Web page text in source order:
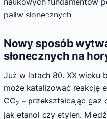
paliw słonecznych.
Nowy sposób
słonecznych na
Już w latach 80. XX wieku
może katalizować reakcję
CO2 – przekształcając
jak etanol czy etylen.